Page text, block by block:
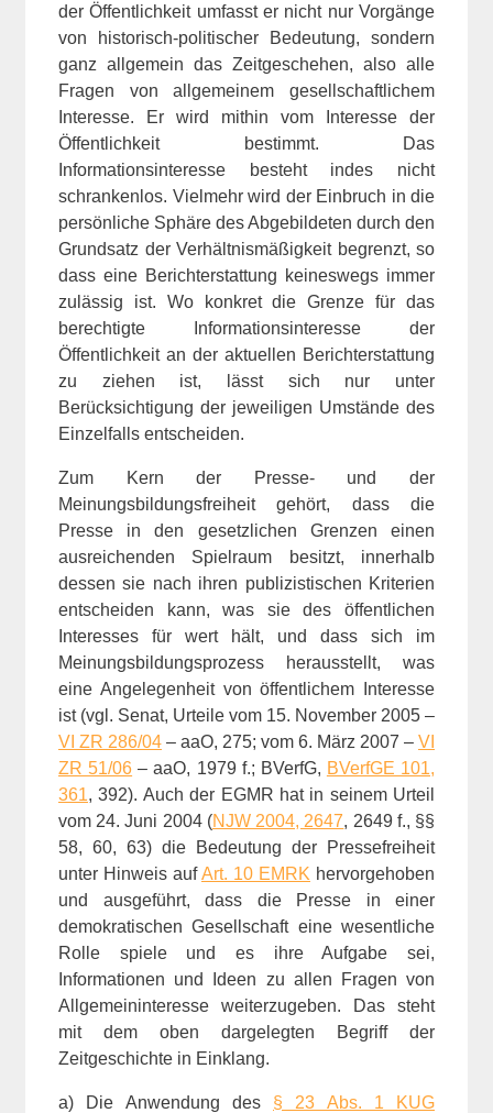
der Öffentlichkeit umfasst er nicht nur Vorgänge
von historisch-politischer Bedeutung, sondern
ganz allgemein das Zeitgeschehen, also alle
Fragen von allgemeinem gesellschaftlichem
Interesse. Er wird mithin vom Interesse der
Öffentlichkeit bestimmt. Das
Informationsinteresse besteht indes nicht
schrankenlos. Vielmehr wird der Einbruch in die
persönliche Sphäre des Abgebildeten durch den
Grundsatz der Verhältnismäßigkeit begrenzt, so
dass eine Berichterstattung keineswegs immer
zulässig ist. Wo konkret die Grenze für das
berechtigte Informationsinteresse der
Öffentlichkeit an der aktuellen Berichterstattung
zu ziehen ist, lässt sich nur unter
Berücksichtigung der jeweiligen Umstände des
Einzelfalls entscheiden.
Zum Kern der Presse- und der
Meinungsbildungsfreiheit gehört, dass die
Presse in den gesetzlichen Grenzen einen
ausreichenden Spielraum besitzt, innerhalb
dessen sie nach ihren publizistischen Kriterien
entscheiden kann, was sie des öffentlichen
Interesses für wert hält, und dass sich im
Meinungsbildungsprozess herausstellt, was
eine Angelegenheit von öffentlichem Interesse
ist (vgl. Senat, Urteile vom 15. November 2005 –
VI ZR 286/04 – aaO, 275; vom 6. März 2007 – VI
ZR 51/06 – aaO, 1979 f.; BVerfG, BVerfGE 101,
361, 392). Auch der EGMR hat in seinem Urteil
vom 24. Juni 2004 (NJW 2004, 2647, 2649 f., §§
58, 60, 63) die Bedeutung der Pressefreiheit
unter Hinweis aufArt. 10 EMRK hervorgehoben
und ausgeführt, dass die Presse in einer
demokratischen Gesellschaft eine wesentliche
Rolle spiele und es ihre Aufgabe sei,
Informationen und Ideen zu allen Fragen von
Allgemeininteresse weiterzugeben. Das steht
mit dem oben dargelegten Begriff der
Zeitgeschichte in Einklang.
a) Die Anwendung des § 23 Abs. 1 KUG